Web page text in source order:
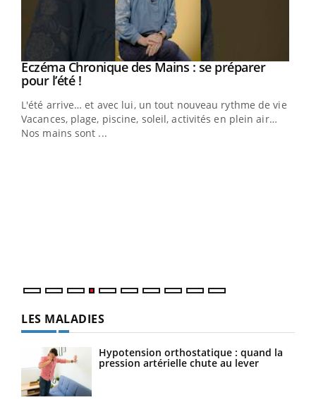
Youtube
Eczéma Chronique des Mains : se préparer
pour l’été !Youtube
L'été arrive… et avec lui, un tout nouveau rythme de vie !
Vacances, plage, piscine, soleil, activités en plein air…
Nos mains sont ...
Youtube
Diabète & Ramadan 2026Youtube
Le Ramadan approche, et, pour de nombreuses
personnes atteintes de diabète, c'est une période de
questions, de défis, mais ...
LES MALADIES
Hypotension orthostatique : quand la
pression artérielle chute au lever